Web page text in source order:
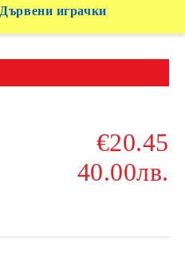
Дървени играчки
€20.45
40.00лв.